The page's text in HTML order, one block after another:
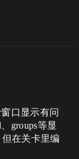
口显示有问
groups等显
在关卡里编